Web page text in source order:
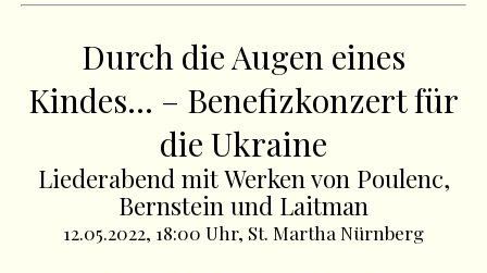
Durch die Augen eines
Kindes… – Benefizkonzert für
die Ukraine
Liederabend mit Werken von Poulenc,
Bernstein und Laitman
12.05.2022, 18:00 Uhr, St. Martha Nürnberg